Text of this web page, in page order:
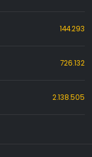
144.293
726.132
2.138.505